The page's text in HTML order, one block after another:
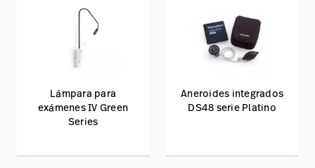
Lámpara para
exámenes IV Green
Series
Aneroides integrados
DS48 serie Platino